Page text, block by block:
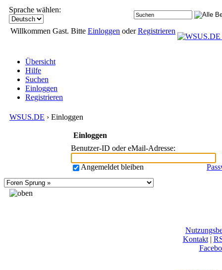
Sprache wählen:
Willkommen Gast. Bitte Einloggen oderRegistrieren
Übersicht
Hilfe
Suchen
Einloggen
Registrieren
WSUS.DE › Einloggen
Einloggen
Benutzer-ID oder eMail-Adresse:
Angemeldet bleiben
Kontakt|